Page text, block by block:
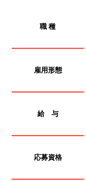
職 種
雇用形態
給 与
応募資格